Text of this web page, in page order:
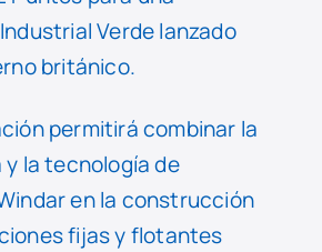
Verde lanzado
británico.
permitirá combinar la
la tecnología de
en la construcción
fijas y flotantes